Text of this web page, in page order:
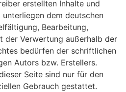
erstellten Inhalte und
dem deutschen
Bearbeitung,
der Verwertung außerhalb der
bedürfen der schriftlichen
Autors bzw. Erstellers.
Seite sind nur für den
Gebrauch gestattet.